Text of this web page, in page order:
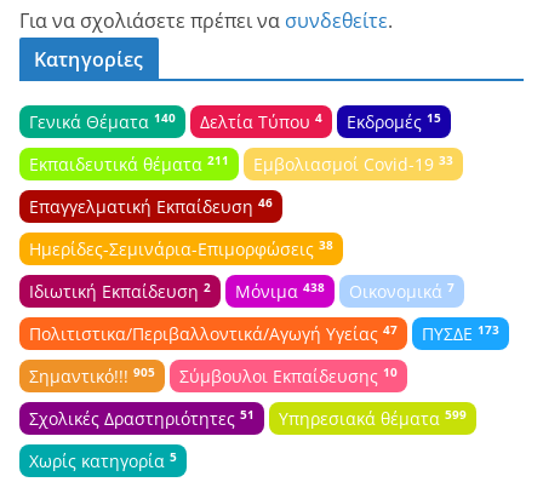
Για να σχολιάσετε πρέπει να συνδεθείτε.
Κατηγορίες
Γενικά Θέματα 140 Δελτία Τύπου 4 Εκδρομές 15
Εκπαιδευτικά θέματα 211 Εμβολιασμοί Covid-19 33
Επαγγελματική Εκπαίδευση 46
Ημερίδες-Σεμινάρια-Επιμορφώσεις 38
Ιδιωτική Εκπαίδευση 2 Μόνιμα 438 Οικονομικά 7
Πολιτιστικα/Περιβαλλοντικά/Αγωγή Υγείας 47 ΠΥΣΔΕ 173
Σημαντικό!!! 905 Σύμβουλοι Εκπαίδευσης 10
Σχολικές Δραστηριότητες 51 Υπηρεσιακά θέματα 599
Χωρίς κατηγορία 5